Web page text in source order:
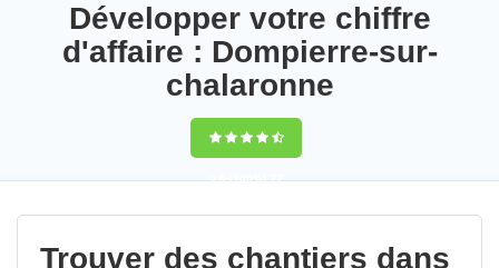
Développer votre chiffre
d'affaire : Dompierre-sur-
chalaronne
9,5(100%)77
votes
Trouver des chantiers dans